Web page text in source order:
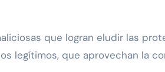
que logran eludir las
legítimos, que aprovechan la